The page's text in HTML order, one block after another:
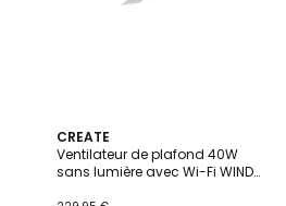
CREATE
Ventilateur de plafond 40W
sans lumière avec Wi-Fi WIND
3
Couleurs